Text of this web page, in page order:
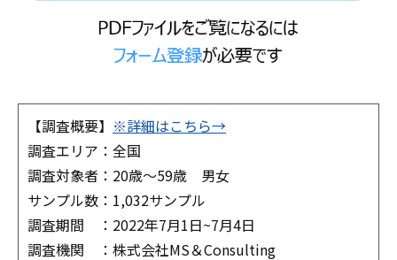
【調査概要】 ※詳細はこちら→
調査エリア：全国
調査対象者：20歳～59歳 男女
サンプル数：1,032サンプル
調査期間 ：2022年7月1日~7月4日
調査機関 ：株式会社MS＆Consulting